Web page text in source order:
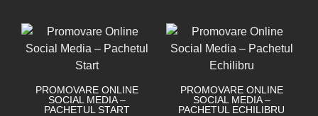
PROMOVARE ONLINE
SOCIAL MEDIA –
PACHETUL START
PROMOVARE ONLINE
SOCIAL MEDIA –
PACHETUL ECHILIBRU